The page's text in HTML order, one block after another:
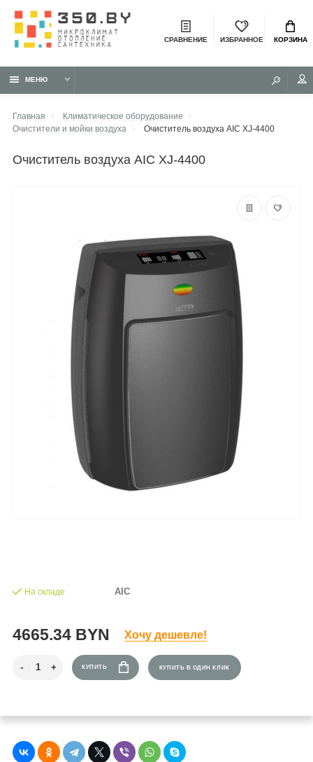
СРАВНЕНИЕ ИЗБРАННОЕ КОРЗИНА
МЕНЮ
Главная
Климатическое оборудование
Очистители и мойки воздуха
Очиститель воздуха AIC XJ-4400
очиститель воздуха AIC XJ-4400
На складе AIC
4665.34 BYN Хочу дешевле!
КУПИТЬ КУПИТЬ В ОДИН КЛИК